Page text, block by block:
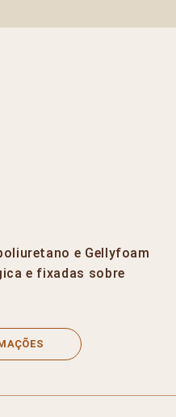
e Gellyfoam
e fixadas sobre